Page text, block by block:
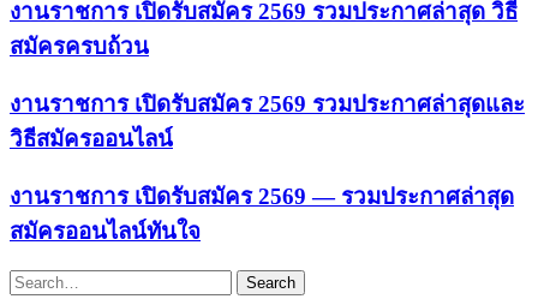
งานราชการ เปิดรับสมัคร 2569 รวมประกาศล่าสุด วิธี
สมัครครบถ้วน
งานราชการ เปิดรับสมัคร 2569 รวมประกาศล่าสุดและ
วิธีสมัครออนไลน์
งานราชการ เปิดรับสมัคร 2569 — รวมประกาศล่าสุด
สมัครออนไลน์ทันใจ
Search